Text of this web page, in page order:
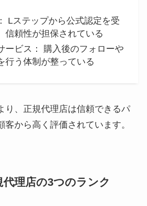
Lステップから公式認定を受
信頼性が担保されている
ービス： 購入後のフォローや
行う体制が整っている
り、正規代理店は信頼できるパ
客から高く評価されています。
理店の3つのランク